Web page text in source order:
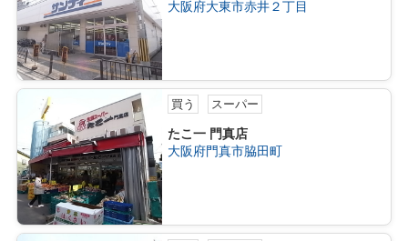
大阪府大東市赤井２丁目
買う スーパー
たこ一 門真店
大阪府門真市脇田町